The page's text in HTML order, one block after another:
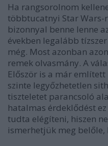
Ha rangsorolnom
többtucatnyi Star Wars-
bizonnyal benne lenne
években legalább
még. Most azonban
remek olvasmány. A
Először is a már
szinte legyőzhetetlen
tiszteletet parancsoló
hatalmas érdeklődést
tudta elégíteni, hiszen
ismerhetjük meg belőle,